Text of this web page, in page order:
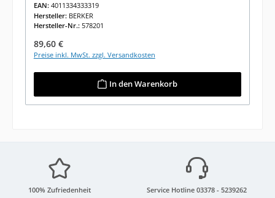
EAN: 4011334333319
Hersteller: BERKER
Hersteller-Nr.: 578201
Regulärer Preis:
89,60 €
Preise inkl. MwSt. zzgl. Versandkosten
In den Warenkorb
100% Zufriedenheit Service Hotline 03378 - 5239262